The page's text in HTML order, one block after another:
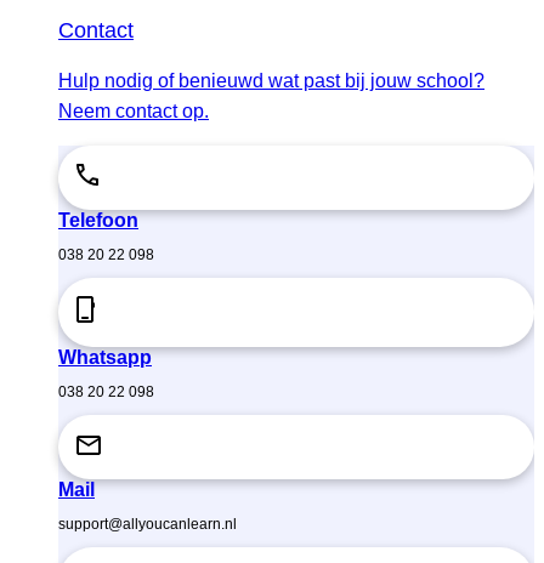
Contact
Hulp nodig of benieuwd wat past bij jouw school?
Neem contact op.
Telefoon
038 20 22 098
Whatsapp
038 20 22 098
Mail
support@allyoucanlearn.nl